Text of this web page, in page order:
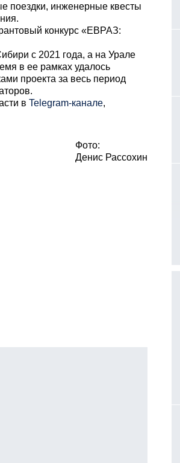
поездки, инженерные квесты
конкурс «ЕВРАЗ:
с 2021 года, а на Урале
в ее рамках удалось
проекта за весь период
в Telegram-канале,
Фото:
Денис Рассохин